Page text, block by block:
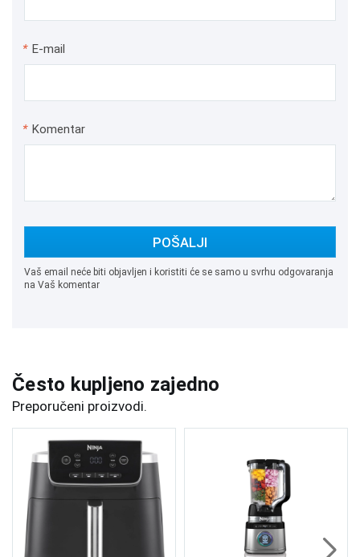
* E-mail
* Komentar
POŠALJI
Vaš email neće biti objavljen i koristiti će se samo u svrhu odgovaranja
na Vaš komentar
Često kupljeno zajedno
Preporučeni proizvodi.